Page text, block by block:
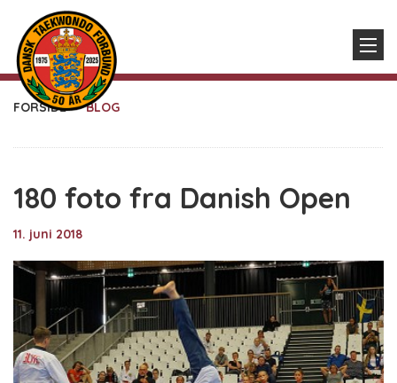
FORSIDE BLOG
180 foto fra Danish Open
11. juni 2018